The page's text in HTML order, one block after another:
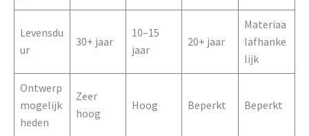
Levensdu
ur
30+ jaar
10–15
jaar
20+ jaar
Materiaa
lafhanke
lijk
Ontwerp
mogelijk
heden
Zeer
hoog
Hoog Beperkt Beperkt